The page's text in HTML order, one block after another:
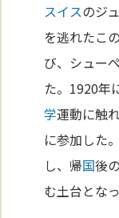
スイスのジ
を逃れたこ
び、シュー
た。1920年
学運動に触
に参加した
し、帰国後の
む土台となっ